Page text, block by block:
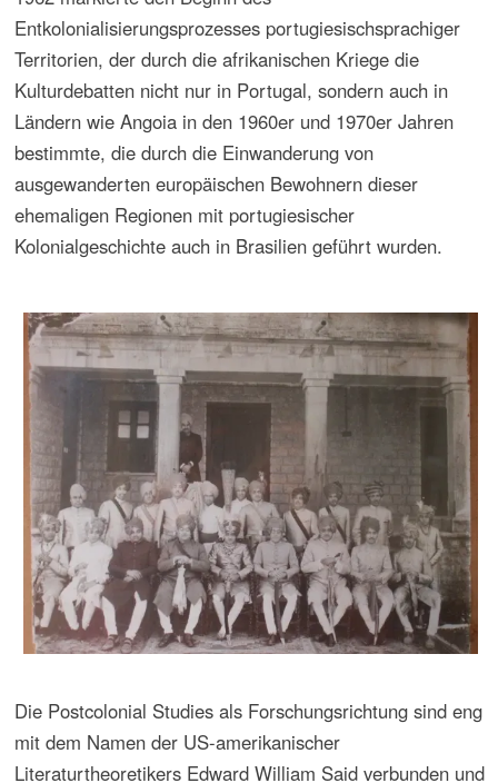
Prozessen in Indien, Südostasien, der malaiischen
Inselwelt und im Fernen Osten bedingte, in deren Rahmen
die Entdeckung Brasiliens auf dem Weg zum Osten
Postkolonialismus sollte somit primär aus der Perspektive
portugiesischsprachiger, nicht anglophoner
Positionierungen betrachtet werden.
Die Auseinandersetzung mit der Kolonialproblematik in den
Musikstudien war im portugiesischen Raum durch die
Befassung mit der Musik der Kolonialzeit Brasiliens als
beherrschendes Thema der Forschung sowie mit der
Großstädten im Rahmen der Bewegung zur Erneuerung
der Kultur- und Musikstudien in São Paulo Mitte der
1960er Jahren entfacht worden. Sie wurde in
lusobrasilianischen Kreisen von der Besetzung Goas und
der Bewegungen und kriegerischen Ereignisse in Afrika
geprägt. Eine Markstein in dieser Debatte war ein Vortrag
des portugiesischen Komponisten Jorge Peixinho 1970 für
das Zentrums für musikwissenschaftliche Studien der
Gesellschaft Nova Difusão, das für eine Überprüfung von
historischen Perspektiven und eine Überwindung
nationalistischen Denkens in der Musikforschung in
weltweiten Zusammenhängen plädierte. 1973 wurde eine
Beobachtungs- und Studienreise nach Portugal für die
Besprechung der Dekolonialisierungsprozesse vom
Fachbereich Musikethnologie der Musikfakultät des
Musikinstituts von São Paulo durchgeführt.
das 19. Jahrhundert zurückgehen, erfordern besondere
Aufmerksamkeit hinsichtlich des Kolonial-Begriffs. In der
allgemein verbreiteten Auffassung einer
Geschichtsperiodisierung, die sich nach Daten der